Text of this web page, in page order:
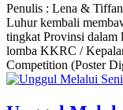
Penulis : Lena &
Luhur kembali
tingkat Provinsi dalam
lomba KKRC /
Competition (Poster